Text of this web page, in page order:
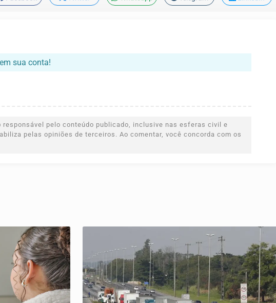
sua conta!
responsável pelo conteúdo publicado, inclusive nas esferas civil e
pelas opiniões de terceiros. Ao comentar, você concorda com os